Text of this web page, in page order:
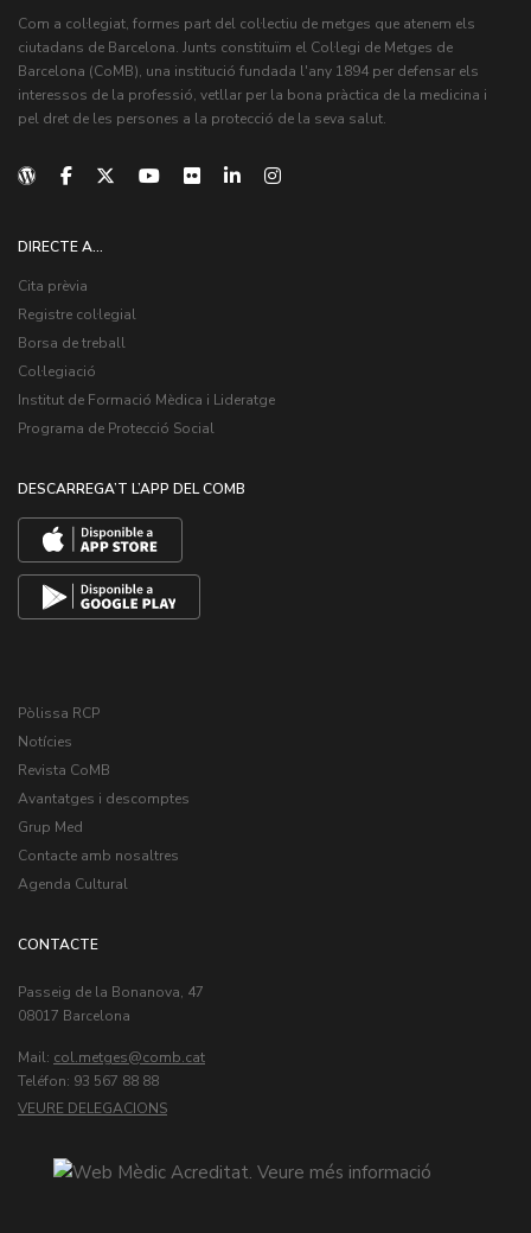
Com a col·legiat, formes part del col·lectiu de metges que atenem els
ciutadans de Barcelona. Junts constituïm el Col·legi de Metges de
Barcelona (CoMB), una institució fundada l'any 1894 per defensar els
interessos de la professió, vetllar per la bona pràctica de la medicina i
pel dret de les persones a la protecció de la seva salut.
DIRECTE A...
Cita prèvia
Registre col·legial
Borsa de treball
Col·legiació
Institut de Formació Mèdica i Lideratge
Programa de Protecció Social
DESCARREGA’T L’APP DEL COMB
Pòlissa RCP
Notícies
Revista CoMB
Avantatges i descomptes
Grup Med
Contacte amb nosaltres
Agenda Cultural
CONTACTE
Passeig de la Bonanova, 47
08017 Barcelona
Mail: col.metges
Teléfon: 93 567 88 88
VEURE DELEGACIONS